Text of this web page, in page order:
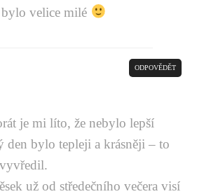
velice milé
ODPOVĚDĚT
je mi líto, že nebylo lepší
den bylo tepleji a krásněji – to
už od středečního večera visí